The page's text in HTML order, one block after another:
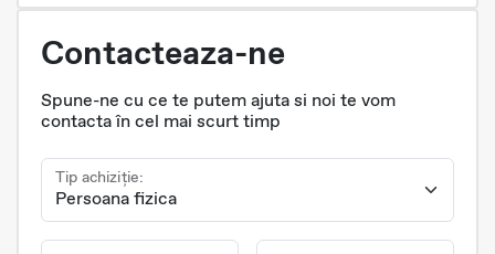
Contacteaza-ne
Spune-ne cu ce te putem ajuta si noi te vom
contacta în cel mai scurt timp
Tip achiziție: